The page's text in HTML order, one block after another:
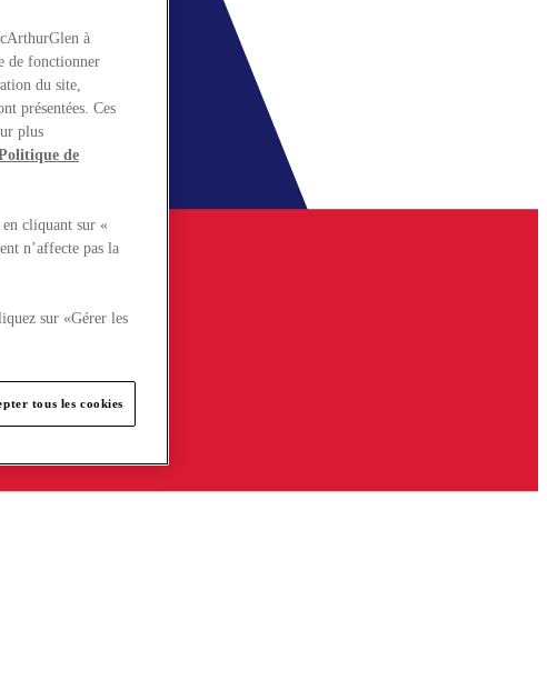
à
de fonctionner
du site,
présentées. Ces
plus
de
cliquant sur «
n’affecte pas la
sur «Gérer les
tous les cookies